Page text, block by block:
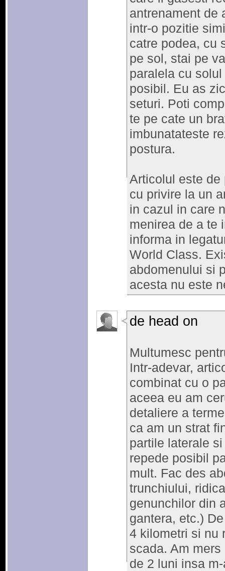
antrenament de
intr-o pozitie
catre podea, cu
pe sol, stai pe
paralela cu
posibil. Eu as
seturi. Poti
te pe cate un
imbunatateste
postura.
Articolul este de
cu privire la un
in cazul in care
menirea de a te
informa in
World Class.
abdomenului si
acesta nu este
de head on
Multumesc
Intr-adevar,
combinat cu o
aceea eu am
detaliere a
ca am un strat
partile laterale
repede posibil
mult. Fac des
trunchiului,
genunchilor din
gantera, etc.)
4 kilometri si nu
scada. Am
de 2 luni insa